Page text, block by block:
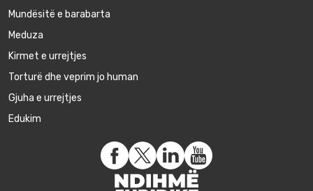
Mundësitë e barabarta
Meduza
Kirmet e urrejtjes
Torturë dhe veprim jo human
Gjuha e urrejtjes
Edukim